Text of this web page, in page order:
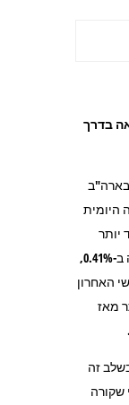
בדרך
ל-10 שנים בארה"ב
היומית
עוד יותר
חדה נרשמה בתשואה הריאלית שעלתה ב-0.41%,
האחרון
מאז
זה
שקורה